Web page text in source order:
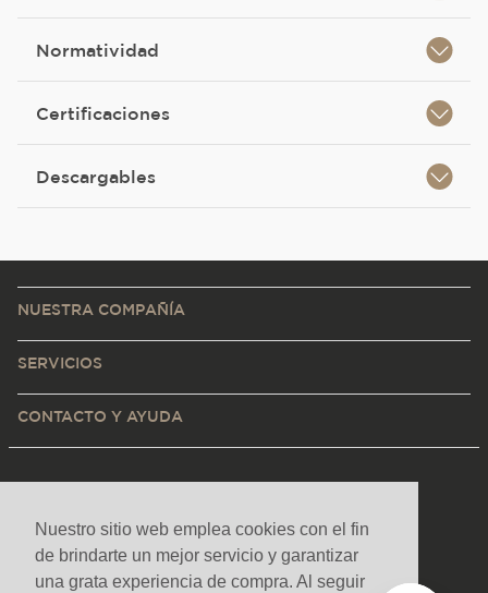
Nuestro sitio web emplea cookies con el fin
de brindarte un mejor servicio y garantizar
una grata experiencia de compra. Al seguir
Normatividad
Certificaciones
Descargables
NUESTRA COMPAÑÍA
SERVICIOS
CONTACTO Y AYUDA